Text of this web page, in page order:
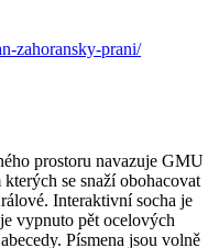
zahoransky-prani/
prostoru navazuje GMU
se snaží obohacovat
Interaktivní socha je
vypnuto pět ocelových
Písmena jsou volně